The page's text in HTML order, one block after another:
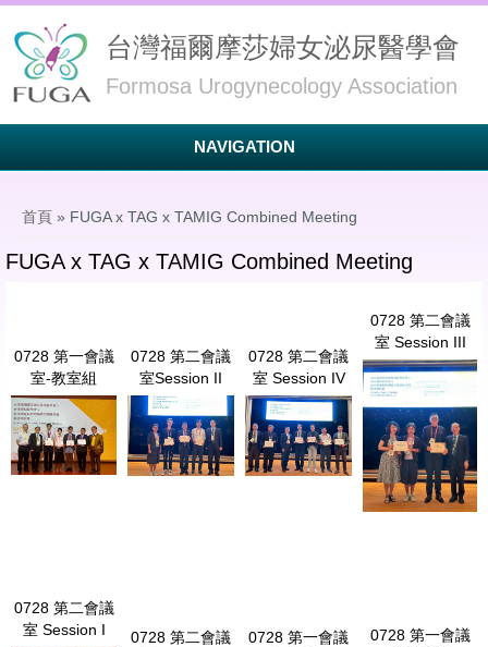
台灣福爾摩莎婦女泌尿醫學會
Formosa Urogynecology Association
NAVIGATION
首頁 » FUGA x TAG x TAMIG Combined Meeting
FUGA x TAG x TAMIG Combined Meeting
0728 第一會議
室-教室組
LINE_ALBUM_0728 第一會議室-教室組_240731_41.jpg
0728 第二會議
室Session II
LINE_ALBUM_0728 第二會議室Session
II_240729_4.jpg
0728 第二會議
室 Session IV
LINE_ALBUM_0728 第二會議室
Session IV_240729_4.jpg
0728 第二會議
室 Session III
第二會議室
0728 第二會議
室 Session I
0728 第二會議
0728 第一會議
0728 第一會議